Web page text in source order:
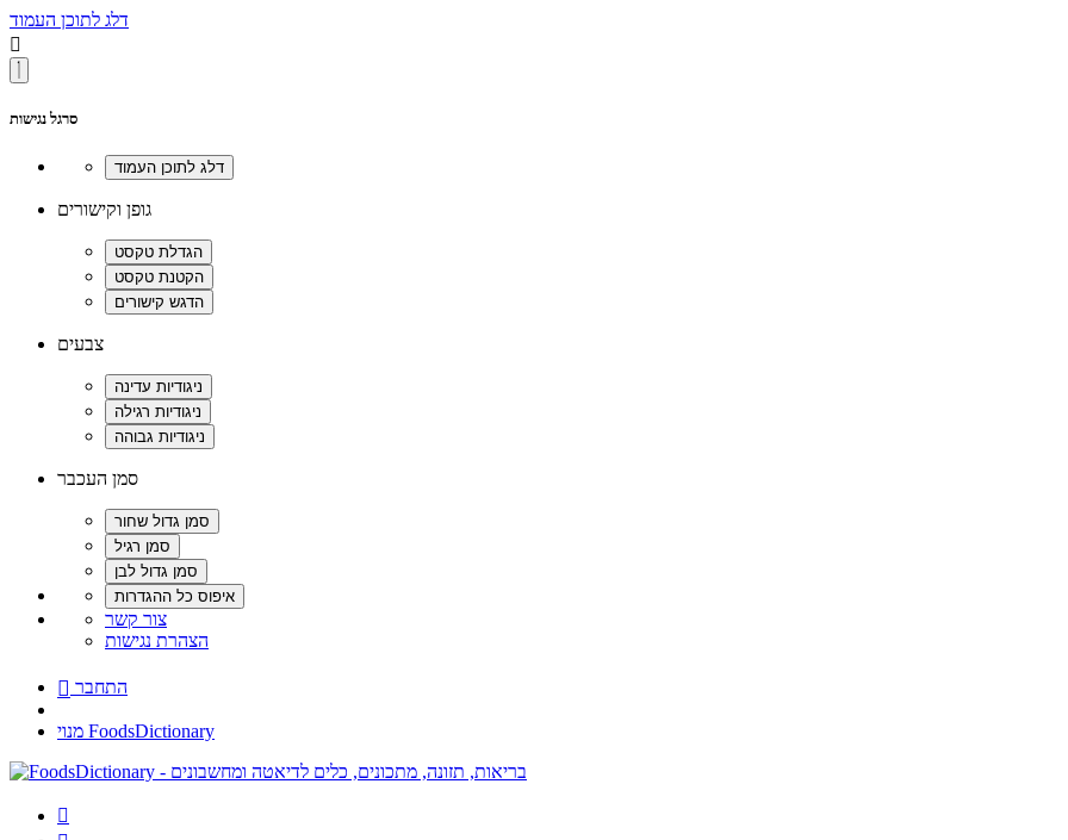
דלג לתוכן העמוד

סרגל נגישות
גופן וקישורים
צבעים
סמן העכבר
צור קשר
הצהרת נגישות
 התחבר
מנוי FoodsDictionary
